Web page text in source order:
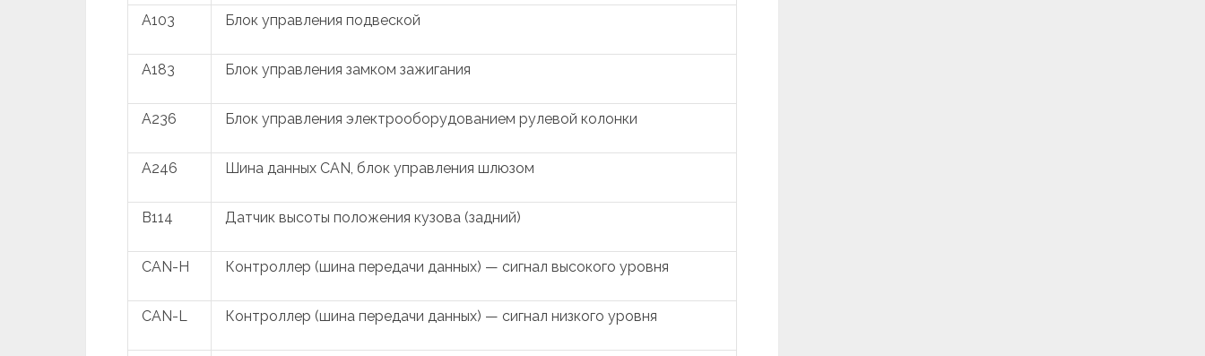
A103 Блок управления подвеской
A183 Блок управления замком зажигания
A236 Блок управления электрооборудованием рулевой колонки
A246 Шина данных CAN, блок управления шлюзом
B114 Датчик высоты положения кузова (задний)
CAN-H Контроллер (шина передачи данных) — сигнал высокого уровня
CAN-L Контроллер (шина передачи данных) — сигнал низкого уровня